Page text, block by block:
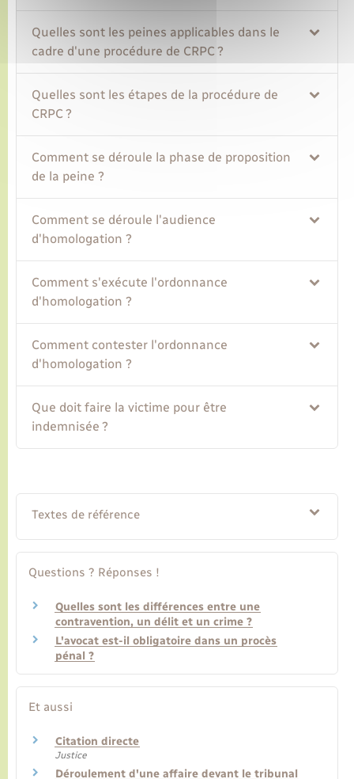
Quelles sont les peines applicables dans le
cadre d'une procédure de CRPC ?
Quelles sont les étapes de la procédure de
CRPC ?
Comment se déroule la phase de proposition
de la peine ?
Comment se déroule l'audience
d'homologation ?
Comment s'exécute l'ordonnance
d'homologation ?
Comment contester l'ordonnance
d'homologation ?
Que doit faire la victime pour être
indemnisée ?
Textes de référence
Questions ? Réponses !
Quelles sont les différences entre une
contravention, un délit et un crime ?
L'avocat est-il obligatoire dans un procès
pénal ?
Et aussi
Citation directe
Justice
Déroulement d'une affaire devant le tribunal